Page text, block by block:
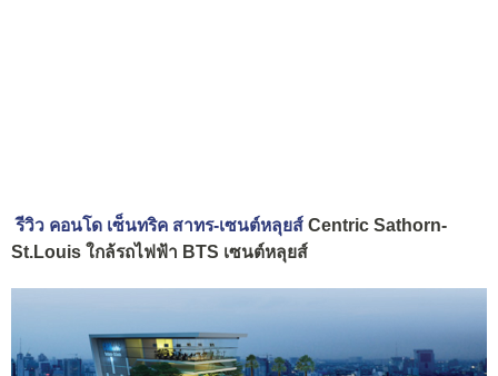
รีวิว คอนโด เซ็นทริค สาทร-เซนต์หลุยส์ Centric Sathorn-
St.Louis ใกล้รถไฟฟ้า BTS เซนต์หลุยส์